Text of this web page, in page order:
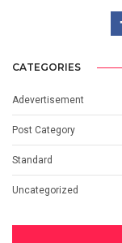
CATEGORIES
Adevertisement
Post Category
Standard
Uncategorized